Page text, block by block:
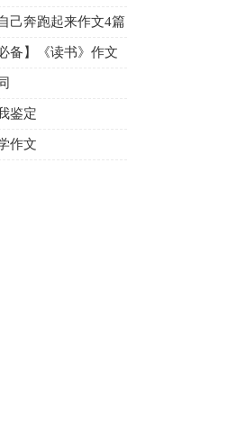
己奔跑起来作文4篇
必备】《读书》作文
汇编五篇
鉴定
作文